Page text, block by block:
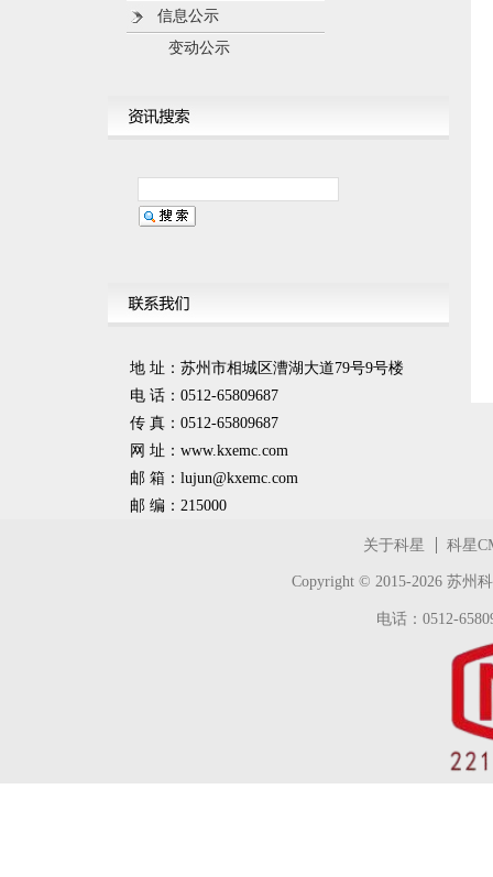
信息公示
变动公示
地 址：苏州市相城区漕湖大道79号9号楼
电 话：0512-65809687
传 真：0512-65809687
网 址：www.kxemc.com
邮 箱： lujun@kxemc.com
邮 编：215000
关于科星 科星
Copyright © 2015-2026 苏州
电话：0512-